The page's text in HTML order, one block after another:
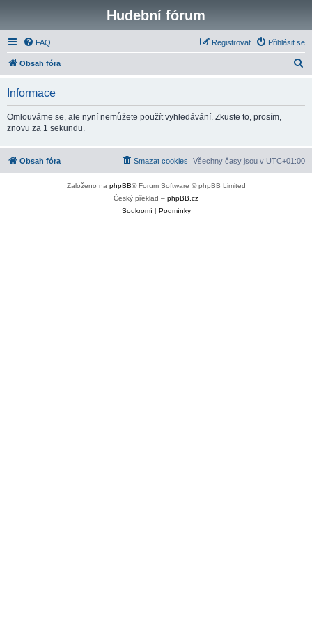
Hudební fórum
FAQ Přihlásit se
Registrovat
Obsah fóra
Informace
Omlouváme se, ale nyní nemůžete použít vyhledávání. Zkuste to, prosím,
znovu za 1 sekundu.
Obsah fóra Všechny časy jsou v UTC+01:00
Smazat cookies
Založeno na phpBB® Forum Software © phpBB Limited
Český překlad – phpBB.cz
Soukromí| Podmínky